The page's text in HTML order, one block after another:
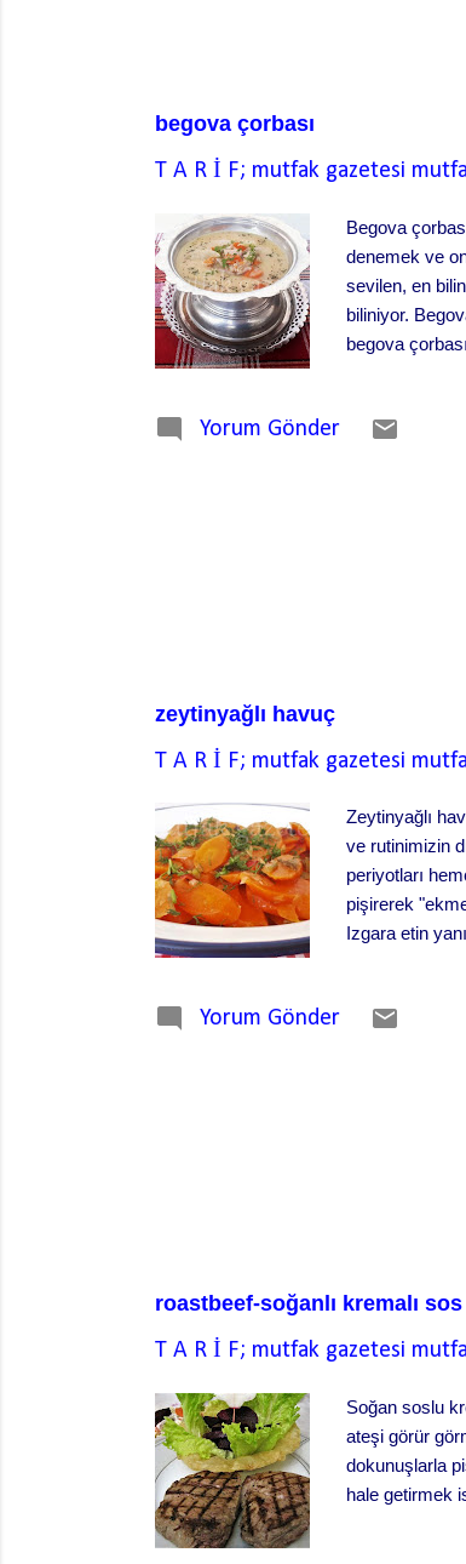
begova çorbası
T A R İ F; mutfak gazetesi
Begova
denemek ve
sevilen, en
biliniyor.
begova
vurmuş
Yorum Gönder
zeytinyağlı havuç
T A R İ F; mutfak gazetesi
Zeytinyağlı
ve rutinimizin
periyotları
pişirerek
Izgara etin
çay kaşığı
Yorum Gönder
roastbeef-soğanlı kremalı
T A R İ F; mutfak gazetesi
Soğan soslu
ateşi görür
dokunuşlarla
hale getirmek